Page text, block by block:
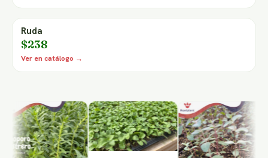
Ruda
$238
Ver en catálogo →